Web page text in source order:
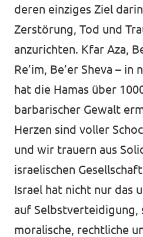
Mache mit!
Transparenz
Datenschutz
Impressum
deren einziges Ziel
Zerstörung, Tod und
anzurichten. Kfar Aza,
Re’im, Be’er Sheva – in
hat die Hamas über
barbarischer Gewalt
Herzen sind voller
und wir trauern aus
israelischen
Israel hat nicht nur das
auf Selbstverteidigung,
moralische, rechtliche